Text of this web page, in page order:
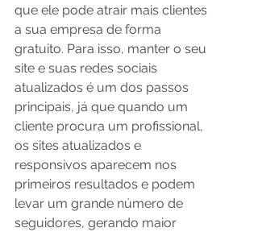
que ele pode atrair mais clientes
a sua empresa de forma
gratuito. Para isso, manter o seu
site e suas redes sociais
atualizados é um dos passos
principais, já que quando um
cliente procura um profissional,
os sites atualizados e
responsivos aparecem nos
primeiros resultados e podem
levar um grande número de
seguidores, gerando maior